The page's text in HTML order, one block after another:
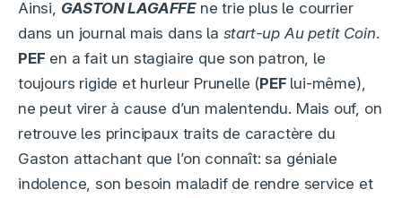
Ainsi, GASTON LAGAFFEne trie plus le courrier
dans un journal mais dans la start-up Au petit Coin.
PEF en a fait un stagiaire que son patron, le
toujours rigide et hurleur Prunelle (PEF lui-même),
ne peut virer à cause d’un malentendu. Mais ouf, on
retrouve les principaux traits de caractère du
Gaston attachant que l’on connaît: sa géniale
indolence, son besoin maladif de rendre service et